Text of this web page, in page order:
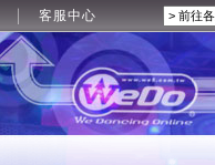
客服中心